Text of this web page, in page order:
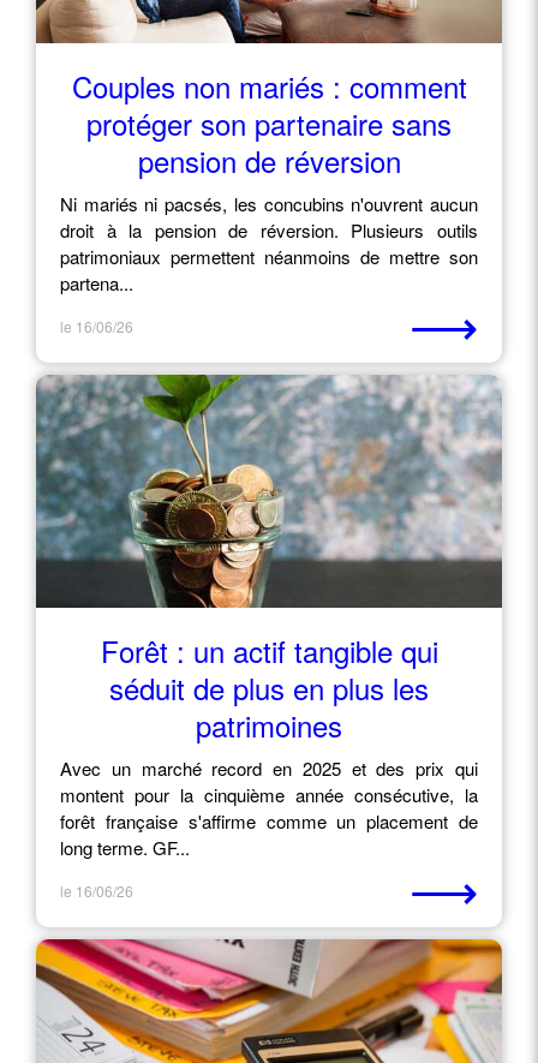
Couples non mariés : comment
protéger son partenaire sans
pension de réversion
Ni mariés ni pacsés, les concubins n'ouvrent aucun
droit à la pension de réversion. Plusieurs outils
patrimoniaux permettent néanmoins de mettre son
partena...
le 16/06/26 ⟶
Forêt : un actif tangible qui
séduit de plus en plus les
patrimoines
Avec un marché record en 2025 et des prix qui
montent pour la cinquième année consécutive, la
forêt française s'affirme comme un placement de
long terme. GF...
le 16/06/26 ⟶